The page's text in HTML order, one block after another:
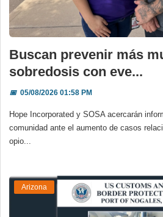
Deportes
Espectáculos
Tecnología
Edición Impresa
Buscan prevenir más
sobredosis con eve...
📅05/08/2026 01:58 PM
Hope Incorporated y SOSA acercarán
comunidad ante el aumento de casos
opio...
Arizona